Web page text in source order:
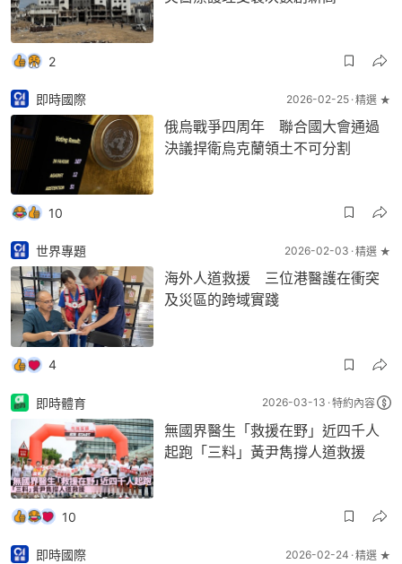
2
即時國際 2026-02-25 精選 ★
俄烏戰爭四周年 聯合國大會通過
決議捍衛烏克蘭領土不可分割
10
世界專題 2026-02-03 精選 ★
海外人道救援 三位港醫護在衝突
及災區的跨域實踐
4
即時體育 2026-03-13 特約內容
無國界醫生「救援在野」近四千人
起跑「三料」黃尹雋撐人道救援
10
即時國際 2026-02-24 精選 ★